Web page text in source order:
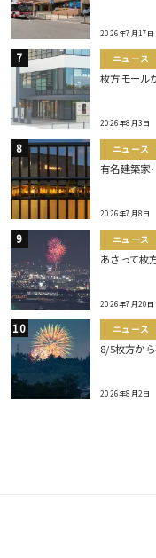
2026年7月17日
ニュース
枚方モール
2026年8月3日
ニュース
有名建築家
2026年7月8日
ニュース
あさって枚
2026年7月20日
ニュース
8/5枚方か
2026年8月2日